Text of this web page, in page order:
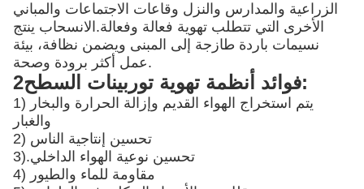
الزراعية والمدارس والنزل وقاعات الاجتماعات والمباني
الأخرى التي تتطلب تهوية فعالة وفعالة.الانسحاب ينتج
نسيمات باردة طازجة إلى المبنى ويضمن نظافة، بيئة
عمل أكثر برودة وصحة.
2فوائد أنظمة تهوية توربينات السطح:
1) يتم استخراج الهواء القديم وإزالة الحرارة والبخار
والغبار
2) تحسين إنتاجية الناس
3).تحسين نوعية الهواء الداخلي
4) مقاومة للماء والطيور